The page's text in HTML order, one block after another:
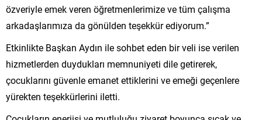
özveriyle emek veren öğretmenlerimize ve tüm çalışma
arkadaşlarımıza da gönülden teşekkür ediyorum.”
Etkinlikte Başkan Aydın ile sohbet eden bir veli ise verilen
hizmetlerden duydukları memnuniyeti dile getirerek,
çocuklarını güvenle emanet ettiklerini ve emeği geçenlere
yürekten teşekkürlerini iletti.